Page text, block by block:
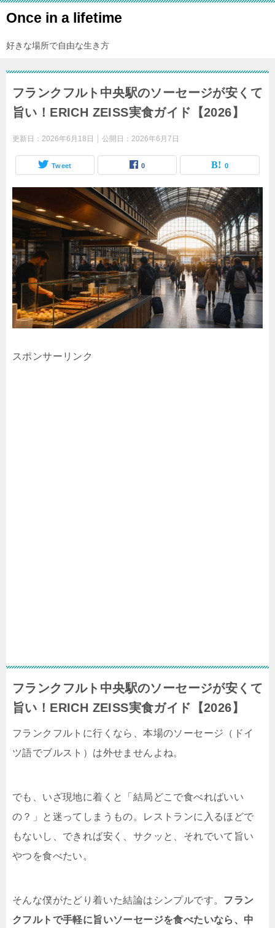
Once in a lifetime
好きな場所で自由な生き方
フランクフルト中央駅のソーセージが安くて
旨い！ERICH ZEISS実食ガイド【2026】
更新日： 2026年6月18日 公開日： 2026年6月7日
Tweet 0 0
スポンサーリンク
フランクフルト中央駅のソーセージが安くて
旨い！ERICH ZEISS実食ガイド【2026】
フランクフルトに行くなら、本場のソーセージ（ドイ
ツ語でブルスト）は外せませんよね。
でも、いざ現地に着くと「結局どこで食べればいい
の？」と迷ってしまうもの。レストランに入るほどで
もないし、できれば安く、サクッと、それでいて旨い
やつを食べたい。
そんな僕がたどり着いた結論はシンプルです。 フラン
クフルトで手軽に旨いソーセージを食べたいなら、中